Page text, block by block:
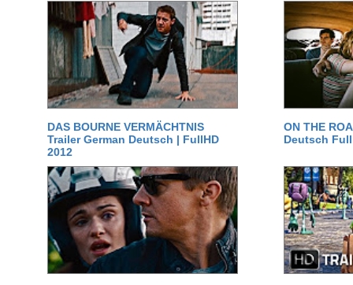
DAS BOURNE VERMÄCHTNIS
Trailer German Deutsch | FullHD
2012
ON THE
Deutsch